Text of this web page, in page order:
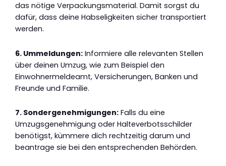
das nötige Verpackungsmaterial. Damit sorgst du
dafür, dass deine Habseligkeiten sicher transportiert
werden.
6. Ummeldungen: Informiere alle relevanten Stellen
über deinen Umzug, wie zum Beispiel den
Einwohnermeldeamt, Versicherungen, Banken und
Freunde und Familie.
7. Sondergenehmigungen: Falls du eine
Umzugsgenehmigung oder Halteverbotsschilder
benötigst, kümmere dich rechtzeitig darum und
beantrage sie bei den entsprechenden Behörden.